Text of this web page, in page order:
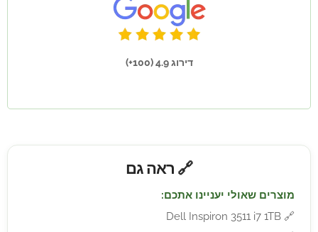
דירוג 4.9 (100+)
🔗 ראה גם
מוצרים שאולי יעניינו אתכם:
🔗
Dell Inspiron 3511 i7 1TB